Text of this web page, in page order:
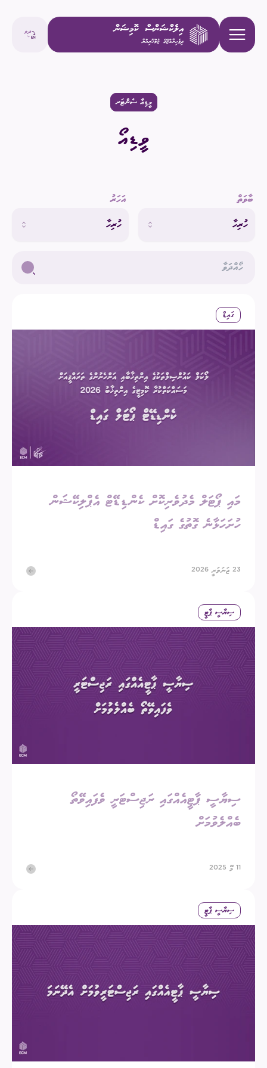
މީޑިއާ ސެންޓަރ
ވީޑިއޯ
ބާވަތް
ހުރިހާ
އަހަރު
ހުރިހާ
ގައިޑް
މައި ޕޯޓަލް މެދުވެރިކޮށް ކެންޑިޑޭޓް އެޕްލިކޭޝަން
ހުށަހަޅާނެ ގޮތުގެ ގައިޑް
23 ޖަނަވަރީ 2026
ސިޔާސީ ޕާޓީ
ސިޔާސީ ޕާޓީއެއްގައި ރަޖިސްޓަރީ ވެފައިވޭތޯ
ބެއްލެވުމަށް
11 މޭ 2025
ސިޔާސީ ޕާޓީ